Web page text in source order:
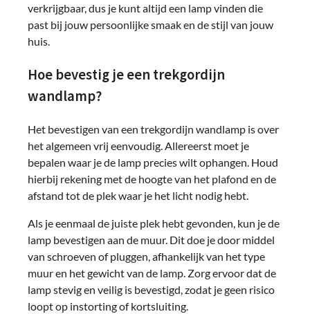
verkrijgbaar, dus je kunt altijd een lamp vinden die
past bij jouw persoonlijke smaak en de stijl van jouw
huis.
Hoe bevestig je een trekgordijn
wandlamp?
Het bevestigen van een trekgordijn wandlamp is over
het algemeen vrij eenvoudig. Allereerst moet je
bepalen waar je de lamp precies wilt ophangen. Houd
hierbij rekening met de hoogte van het plafond en de
afstand tot de plek waar je het licht nodig hebt.
Als je eenmaal de juiste plek hebt gevonden, kun je de
lamp bevestigen aan de muur. Dit doe je door middel
van schroeven of pluggen, afhankelijk van het type
muur en het gewicht van de lamp. Zorg ervoor dat de
lamp stevig en veilig is bevestigd, zodat je geen risico
loopt op instorting of kortsluiting.